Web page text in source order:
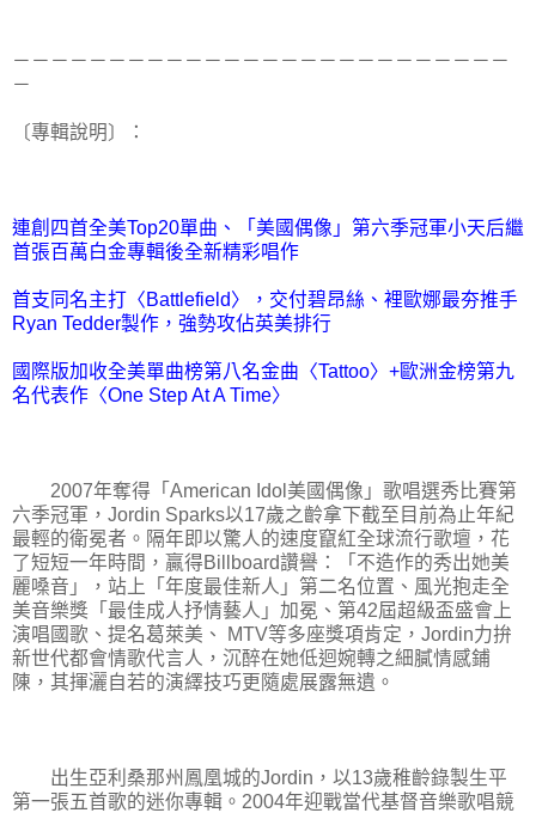
－－－－－－－－－－－－－－－－－－－－－－－－－－
－
〔專輯說明〕：
連創四首全美Top20單曲、「美國偶像」第六季冠軍小天后繼
首張百萬白金專輯後全新精彩唱作
首支同名主打〈Battlefield〉，交付碧昂絲、裡歐娜最夯推手
Ryan Tedder製作，強勢攻佔英美排行
國際版加收全美單曲榜第八名金曲〈Tattoo〉+歐洲金榜第九
名代表作〈One Step At A Time〉
2007年奪得「American Idol美國偶像」歌唱選秀比賽第
六季冠軍，Jordin Sparks以17歲之齡拿下截至目前為止年紀
最輕的衛冕者。隔年即以驚人的速度竄紅全球流行歌壇，花
了短短一年時間，贏得Billboard讚譽：「不造作的秀出她美
麗嗓音」，站上「年度最佳新人」第二名位置、風光抱走全
美音樂獎「最佳成人抒情藝人」加冕、第42屆超級盃盛會上
演唱國歌、提名葛萊美、 MTV等多座獎項肯定，Jordin力拚
新世代都會情歌代言人，沉醉在她低迴婉轉之細膩情感鋪
陳，其揮灑自若的演繹技巧更隨處展露無遺。
出生亞利桑那州鳳凰城的Jordin，以13歲稚齡錄製生平
第一張五首歌的迷你專輯。2004年迎戰當代基督音樂歌唱競